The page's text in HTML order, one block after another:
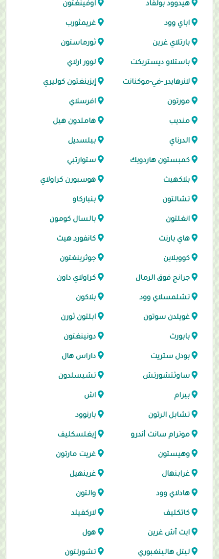
هيدوود بولفاد اوفينغتون
اباي وود غريمثورب
بارتلاي غرين ثورماستون
باستلاو ديستريكت لوور ارلاي
لانرهايدر -في-موكنانت إيزينغتون كوليري
مورتون افرسلاي
منديب هاملدون هيل
الدرناي بيلسديل
كمبستون هاردويك ستوارتبي
بلاكهيث هوسبورن كراولاي
تشالتون بنباركاو
انغلتون بالسال كومون
هاي بارنت كانفورد هيث
كووبلاين جوثرينغتون
جرانج فوق الرمال كراولاي داون
تشلمسلاي وود بلاكون
غويلدن سوتون ابلتون ثورن
بابورث دونينغتون
بودل ستريت داراس هال
ساوثتشورتش تشيسلدون
بيرام اش
تشابل الرتون بارنوود
موترام سانت أندرو إيغلسكليف
وهيستون غريت مارتون
غرابنهال غرينهيل
هادلاي وود والتون
كاتكليف لاركفيلد
ايت آش غرين هول
ليتل هالينغبوري تشورلتون